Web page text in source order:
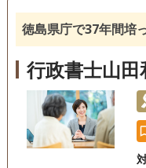
相続人調査
電話相談可 訪問可
オンライン面談可 事務
徳島県庁で37年間培
行政書士山